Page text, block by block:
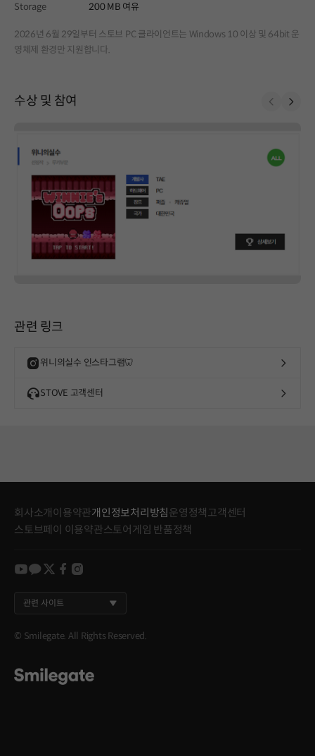
Storage
200 MB 여유
2026년 6월 29일부터 스토브 PC 클라이언트는 Windows 10 이상 및 64bit 운
영체제 환경만 지원합니다.
수상 및 참여 Prev Next
관련 링크
위니의실수 인스타그램🦷
STOVE 고객센터
회사소개이용약관개인정보처리방침 운영정책고객센터
스토브페이 이용약관스토어게임 반품정책
youtube
kakao
twitter
facebook
instagram
관련 사이트
© Smilegate. All Rights Reserved.